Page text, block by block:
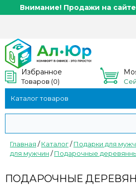
Внимание! Продажи на
Избранное
Товаров (0)
Каталог товаров
Главная /Каталог/Подарки для
для мужчин /Подарочные
ПОДАРОЧНЫЕ